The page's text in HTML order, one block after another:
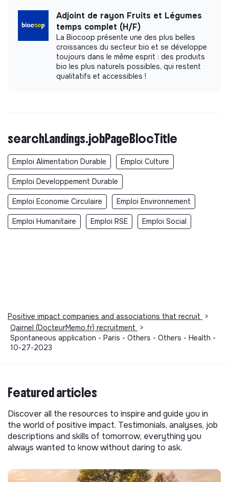
Adjoint de rayon Fruits et Légumes
temps complet (H/F)
La Biocoop présente une des plus belles
croissances du secteur bio et se développe
toujours dans le même esprit : des produits
bio les plus naturels possibles, qui restent
qualitatifs et accessibles !
searchLandings.jobPageBlocTitle
Emploi Alimentation Durable Emploi Culture
Emploi Developpement Durable
Emploi Economie Circulaire Emploi Environnement
Emploi Humanitaire Emploi RSE Emploi Social
Positive impact companies and associations that recruit
>
Qairnel (DocteurMemo.fr) recruitment
>
Spontaneous application - Paris - Others - Others - Health -
10-27-2023
Featured articles
Discover all the resources to inspire and guide you in
the world of positive impact. Testimonials, analyses, job
descriptions and skills of tomorrow, everything you
always wanted to know without daring to ask.